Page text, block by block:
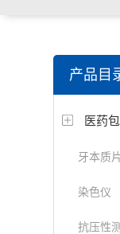
管导丝滑动
机，泄漏与
产品目
医药
牙本质
染色仪
抗压性